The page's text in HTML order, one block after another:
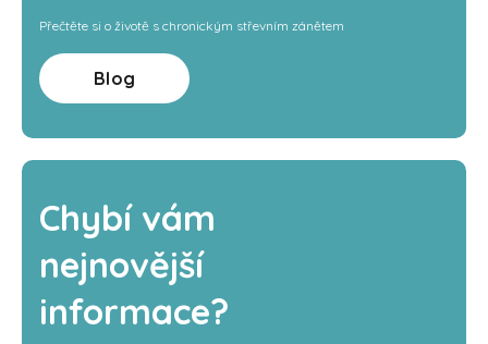
Přečtěte si o životě s chronickým střevním zánětem
Blog
Chybí vám
nejnovější
informace?